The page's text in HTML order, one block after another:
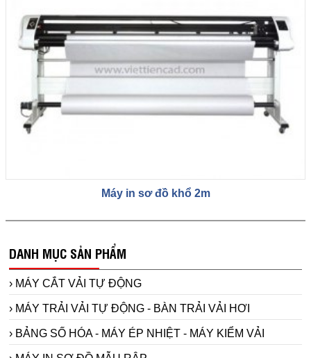
Máy in sơ đồ khổ 2m
DANH MỤC SẢN PHẨM
› MÁY CẮT VẢI TỰ ĐỘNG
› MÁY TRẢI VẢI TỰ ĐỘNG - BÀN TRẢI VẢI HƠI
› BẢNG SỐ HÓA - MÁY ÉP NHIỆT - MÁY KIỂM VẢI